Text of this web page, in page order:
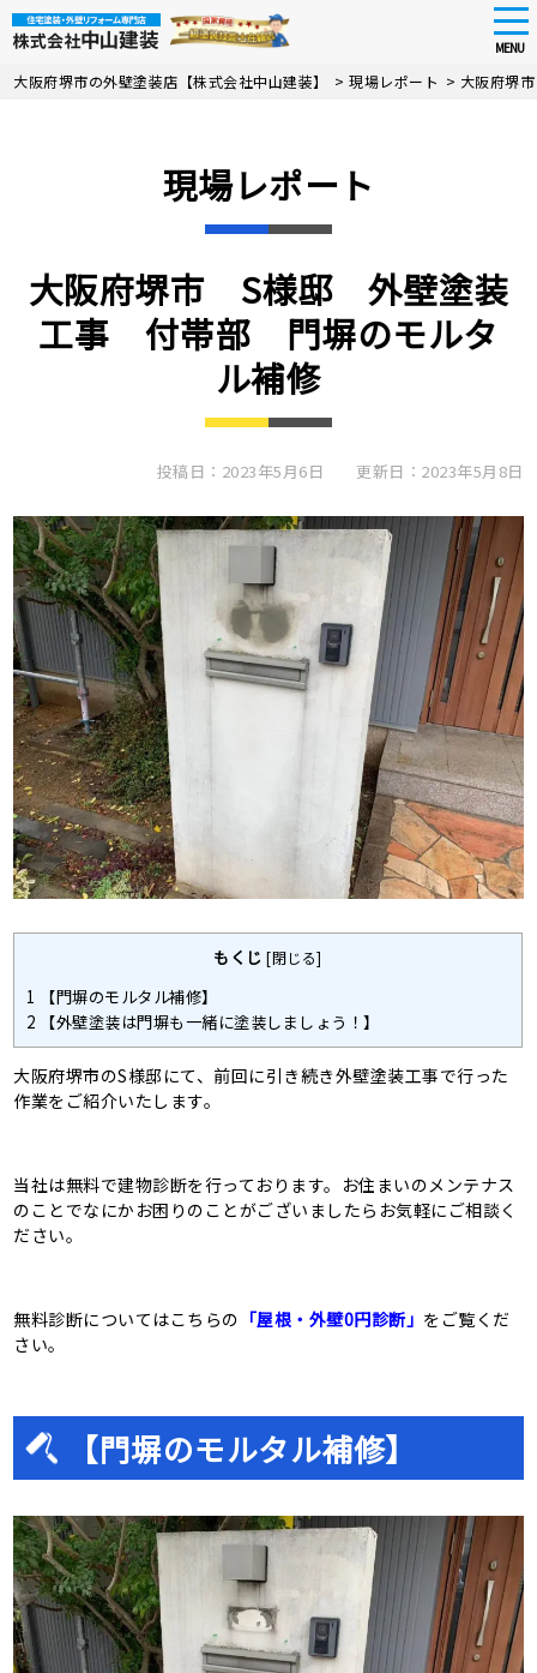
Skip
MENU
大阪府堺市の外壁塗装店【株式会社中山建装】 >現場レポート > 大阪府堺
現場レポート
大阪府堺市 S様邸 外壁塗装
工事 付帯部 門塀のモルタ
ル補修
投稿日：2023年5月6日 更新日：2023年5月8日
もくじ [閉じる]
1 【門塀のモルタル補修】
2 【外壁塗装は門塀も一緒に塗装しましょう！】
大阪府堺市のS様邸にて、前回に引き続き外壁塗装工事で行った
作業をご紹介いたします。
当社は無料で建物診断を行っております。お住まいのメンテナス
のことでなにかお困りのことがございましたらお気軽にご相談く
ださい。
無料診断についてはこちらの 「屋根・外壁0円診断」 をご覧くだ
さい。
【門塀のモルタル補修】